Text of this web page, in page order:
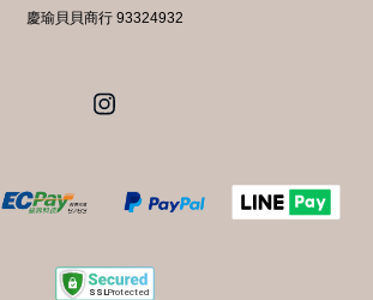
慶瑜貝貝商行 93324932